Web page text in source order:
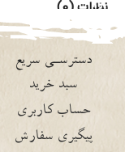
نظرات (0)
دسترسـی سریع
سبد خرید
حساب کاربری
پیگیری سفارش